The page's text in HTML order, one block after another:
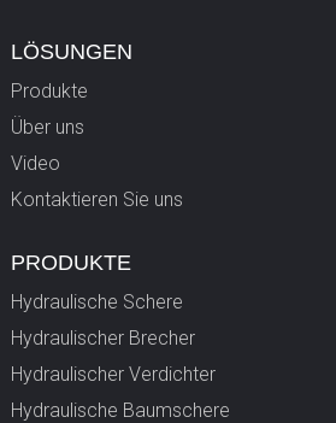
LÖSUNGEN
Produkte
Über uns
Video
Kontaktieren Sie uns
PRODUKTE
Hydraulische Schere
Hydraulischer Brecher
Hydraulischer Verdichter
Hydraulische Baumschere